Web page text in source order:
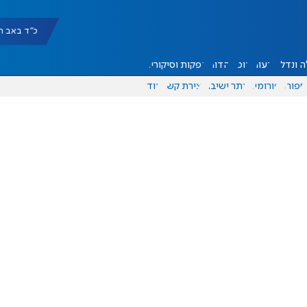
כ"ד באב תשפ"ו
ונדל"ן דעות אוכל יהדות הפקות וסיקורים
ספורט פורומים אתר ישיבה יצירת קשר עוד